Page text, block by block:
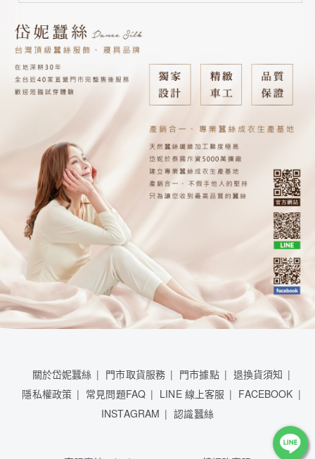
關於岱妮蠶絲 門市取貨服務 門市據點
退換貨須知
隱私權政策
常見問題FAQ LINE 線上客服
FACEBOOK
INSTAGRAM
認識蠶絲